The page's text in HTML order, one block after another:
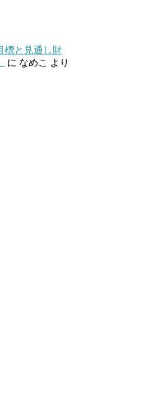
標と見通し財
に なめこ より